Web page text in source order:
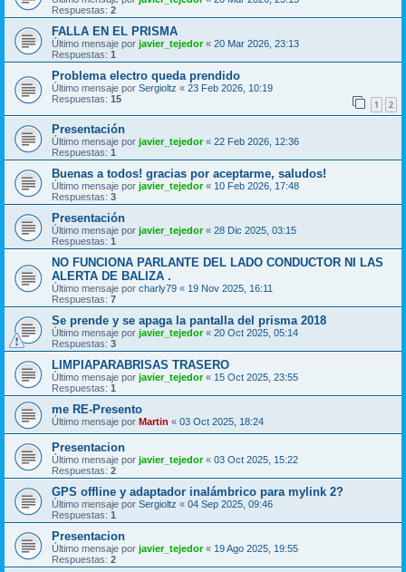
Respuestas: 2
FALLA EN EL PRISMA
Último mensaje por javier_tejedor« 20 Mar 2026, 23:13
Respuestas: 1
Problema electro queda prendido
Último mensaje por Sergioltz « 23 Feb 2026, 10:19
Respuestas: 15 1 2
Presentación
Último mensaje por javier_tejedor« 22 Feb 2026, 12:36
Respuestas: 1
Buenas a todos! gracias por aceptarme, saludos!
Último mensaje por javier_tejedor« 10 Feb 2026, 17:48
Respuestas: 3
Presentación
Último mensaje por javier_tejedor« 28 Dic 2025, 03:15
Respuestas: 1
NO FUNCIONA PARLANTE DEL LADO CONDUCTOR NI LAS
ALERTA DE BALIZA .
Último mensaje por charly79 « 19 Nov 2025, 16:11
Respuestas: 7
Se prende y se apaga la pantalla del prisma 2018
Último mensaje por javier_tejedor« 20 Oct 2025, 05:14
Respuestas: 3
LIMPIAPARABRISAS TRASERO
Último mensaje por javier_tejedor« 15 Oct 2025, 23:55
Respuestas: 1
me RE-Presento
Último mensaje por Martin « 03 Oct 2025, 18:24
Presentacion
Último mensaje por javier_tejedor« 03 Oct 2025, 15:22
Respuestas: 2
GPS offline y adaptador inalámbrico para mylink 2?
Último mensaje por Sergioltz « 04 Sep 2025, 09:46
Respuestas: 1
Presentacion
Último mensaje por javier_tejedor« 19 Ago 2025, 19:55
Respuestas: 2